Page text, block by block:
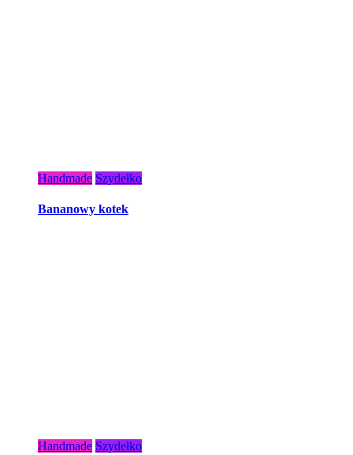
Handmade Szydełko
Bananowy kotek
Handmade Szydełko